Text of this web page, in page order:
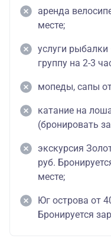
аренда
месте;
услуги
группу на 2-3
мопеды, сапы
катание на
(бронировать
экскурсия
руб.
месте;
Юг острова от
Бронируется